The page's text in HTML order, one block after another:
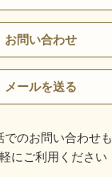
お問い合わせ
メールを送る
でのお問い合わせも
にご利用ください